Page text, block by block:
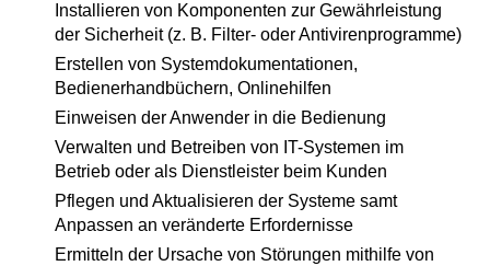
Installieren von Komponenten zur Gewährleistung
der Sicherheit (z. B. Filter- oder Antivirenprogramme)
Erstellen von Systemdokumentationen,
Bedienerhandbüchern, Onlinehilfen
Einweisen der Anwender in die Bedienung
Verwalten und Betreiben von IT-Systemen im
Betrieb oder als Dienstleister beim Kunden
Pflegen und Aktualisieren der Systeme samt
Anpassen an veränderte Erfordernisse
Ermitteln der Ursache von Störungen mithilfe von